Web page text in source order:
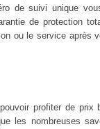
de suivi unique
de protection
ou le service après
profiter de prix
les nombreuses